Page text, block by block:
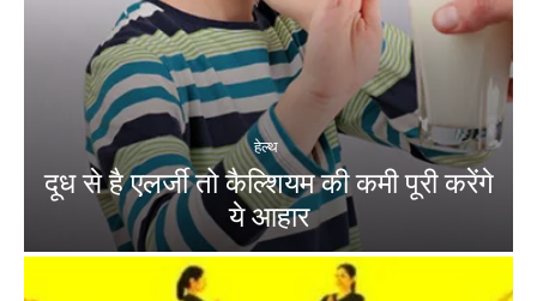
हेल्थ
दूध से है एलर्जी तो कैल्शियम की कमी पूरी करेंगे
ये आहार